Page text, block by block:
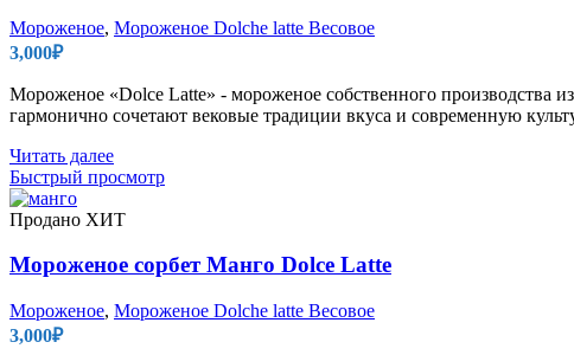
Мороженое, Мороженое Dolche latte Весовое
3,000₽
Мороженое «Dolce Latte» - мороженое собственного производства
гармонично сочетают вековые традиции вкуса и современную
Читать далее
Быстрый просмотр
Продано ХИТ
Мороженое сорбет Манго Dolce Latte
Мороженое, Мороженое Dolche latte Весовое
3,000₽